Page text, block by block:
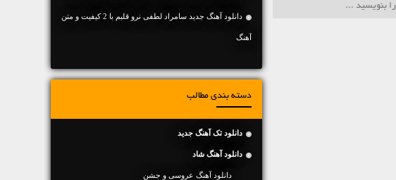
دانلود آهنگ جديد سامراد لطفی نرو قلبم با 2 کیفیت و متن
آهنگ
دسته بندی مطالب
دانلود تک آهنگ جدید
دانلود آهنگ شاد
دانلود آهنگ عروسی و جشن